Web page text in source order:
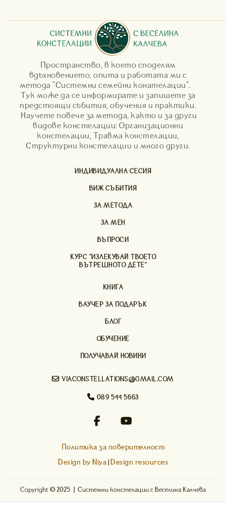
Пространство, в което споделям
вдъхновението, опита и работата ми с
метода "Системни семейни конателации".
Тук може да се информирате и запишете за
предстоящи събития, обучения и практики.
Научете повече за метода, както и за други
видове констелации: Организационни
констелации, Травма констелации,
Структурни констелации и много други.
ИНДИВИДУАЛНА СЕСИЯ
ВИЖ СЪБИТИЯ
ЗА МЕТОДА
ЗА МЕН
ВЪПРОСИ
КУРС "ИЗЛЕКУВАЙ ТВОЕТО
ВЪТРЕШНОТО ДЕТЕ"
КНИГА
ВАУЧЕР ЗА ПОДАРЪК
БЛОГ
ОБУЧЕНИЕ
ПОЛУЧАВАЙ НОВИНИ
VIACONSTELLATIONS@GMAIL.COM
 089 544 5663
 
Политика за поверителност
Design by Niya Design resources
Copyright © 2025 | Системни констелации с Веселина Калчева